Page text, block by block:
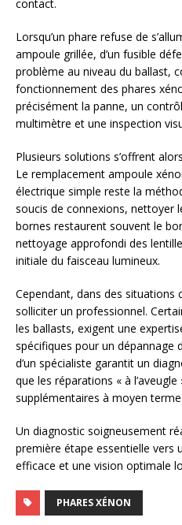
contact.
Lorsqu’un phare refuse de
ampoule grillée, d’un fusible
problème au niveau du ballast,
fonctionnement des phares
précisément la panne, un
multimètre et une inspection
Plusieurs solutions s’offrent
Le remplacement ampoule
électrique simple reste la
soucis de connexions, nettoyer
bornes restaurent souvent le
nettoyage approfondi des
initiale du faisceau lumineux.
Cependant, dans des situations
solliciter un professionnel.
les ballasts, exigent une
spécifiques pour un dépannage
d’un spécialiste garantit un
que les réparations « à
supplémentaires à moyen terme.
Un diagnostic soigneusement
première étape essentielle vers
efficace et une vision optimale
PHARES XÉNON